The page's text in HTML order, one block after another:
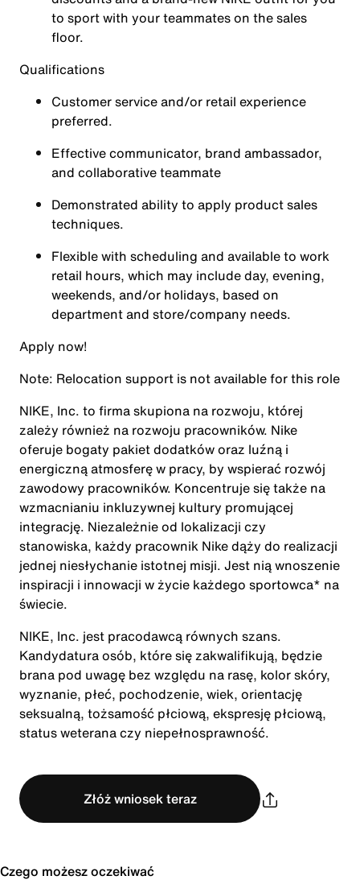
to sport with your teammates on the sales
floor.
Qualifications
Customer service and/or retail experience
preferred.
Effective communicator, brand ambassador,
and collaborative teammate
Demonstrated ability to apply product sales
techniques.
Flexible with scheduling and available to work
retail hours, which may include day, evening,
weekends, and/or holidays, based on
department and store/company needs.
Apply now!
Note: Relocation support is not available for this role
NIKE, Inc. to firma skupiona na rozwoju, której
zależy również na rozwoju pracowników. Nike
oferuje bogaty pakiet dodatków oraz luźną i
energiczną atmosferę w pracy, by wspierać rozwój
zawodowy pracowników. Koncentruje się także na
wzmacnianiu inkluzywnej kultury promującej
integrację. Niezależnie od lokalizacji czy
stanowiska, każdy pracownik Nike dąży do realizacji
jednej niesłychanie istotnej misji. Jest nią wnoszenie
inspiracji i innowacji w życie każdego sportowca* na
świecie.
NIKE, Inc. jest pracodawcą równych szans.
Kandydatura osób, które się zakwalifikują, będzie
brana pod uwagę bez względu na rasę, kolor skóry,
wyznanie, płeć, pochodzenie, wiek, orientację
seksualną, tożsamość płciową, ekspresję płciową,
status weterana czy niepełnosprawność.
Złóż wniosek teraz
Czego możesz oczekiwać